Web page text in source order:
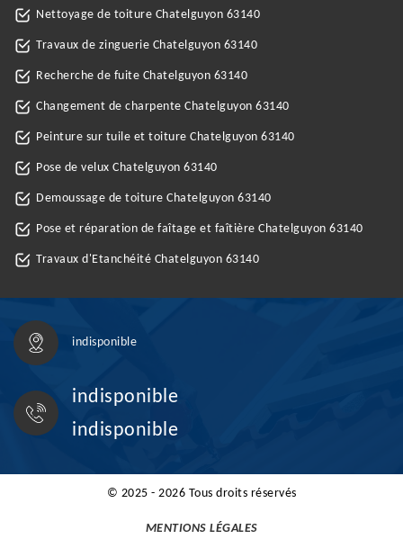
Nettoyage de toiture Chatelguyon 63140
Travaux de zinguerie Chatelguyon 63140
Recherche de fuite Chatelguyon 63140
Changement de charpente Chatelguyon 63140
Peinture sur tuile et toiture Chatelguyon 63140
Pose de velux Chatelguyon 63140
Demoussage de toiture Chatelguyon 63140
Pose et réparation de faîtage et faîtière Chatelguyon 63140
Travaux d'Etanchéité Chatelguyon 63140
indisponible
indisponible
indisponible
© 2025 - 2026 Tous droits réservés
MENTIONS LÉGALES